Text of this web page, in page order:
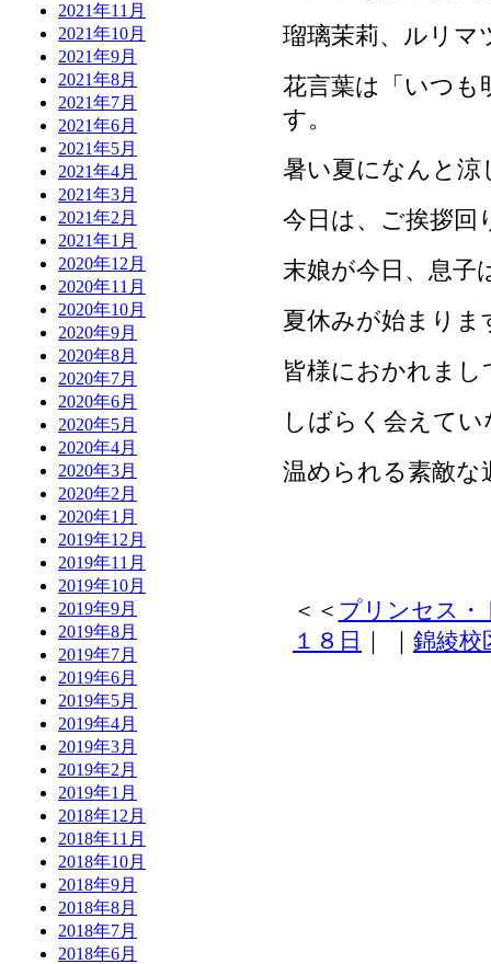
2021年11月
2021年10月
2021年9月
2021年8月
2021年7月
2021年6月
2021年5月
2021年4月
2021年3月
2021年2月
2021年1月
2020年12月
2020年11月
2020年10月
2020年9月
2020年8月
2020年7月
2020年6月
2020年5月
2020年4月
2020年3月
2020年2月
2020年1月
2019年12月
2019年11月
2019年10月
2019年9月
2019年8月
2019年7月
2019年6月
2019年5月
2019年4月
2019年3月
2019年2月
2019年1月
2018年12月
2018年11月
2018年10月
2018年9月
2018年8月
2018年7月
2018年6月
瑠璃茉莉、ルリマ
花言葉は「いつも
す。
暑い夏になんと
今日は、ご挨拶回
末娘が今日、息子
夏休みが始まりま
皆様におかれまし
しばらく会えて
温められる素敵
＜＜ プリンセス
１８日
錦綾